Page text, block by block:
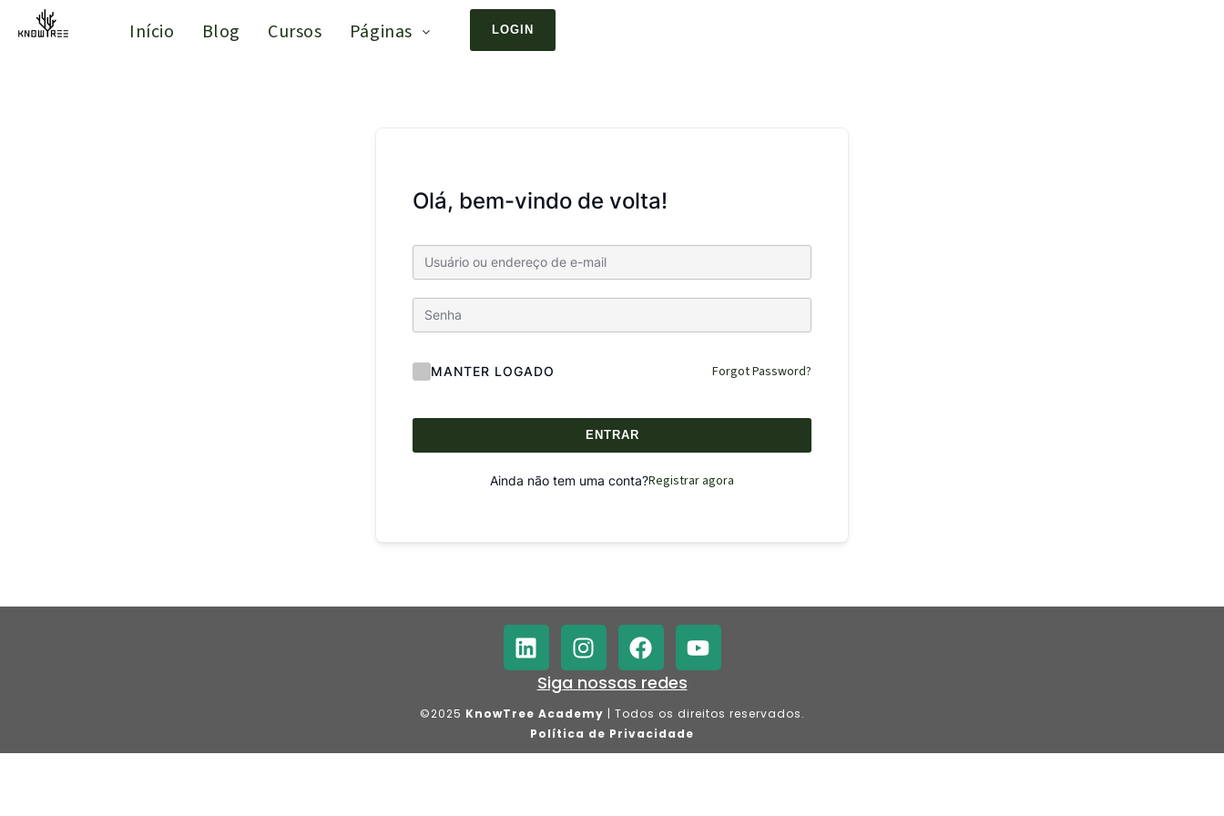
Início Blog Cursos Páginas LOGIN
Olá, bem-vindo de volta!
MANTER LOGADO Forgot Password?
ENTRAR
Ainda não tem uma conta?Registrar agora
Siga nossas redes
©2025 KnowTree Academy | Todos os direitos reservados.
Política de Privacidade